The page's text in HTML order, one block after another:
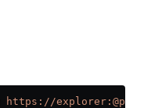
https://